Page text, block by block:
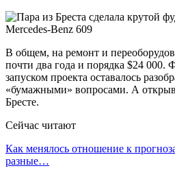
В общем, на ремонт и
почти два года и порядка $24 000.
запуском проекта оставалось
«бумажными» вопросами. А
Бресте.
Сейчас читают
Как менялось отношение к
разные…